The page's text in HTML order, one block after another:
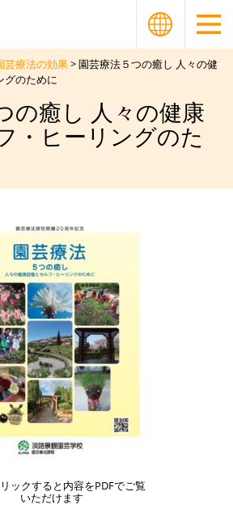
芸療法の効果> 園芸療法５つの癒し 人々の健
グのために
の癒し 人々の健康
・ヒーリングのた
ックすると内容をPDFでご覧
いただけます